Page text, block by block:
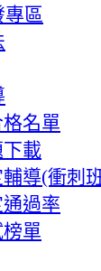
專區
名單
載
導(衝刺
過率
單